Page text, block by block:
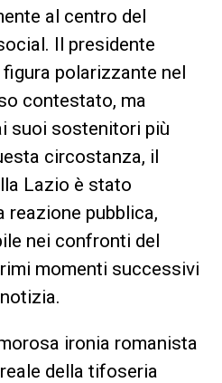
al centro del
Il presidente
polarizzante nel
contestato, ma
suoi sostenitori più
circostanza, il
Lazio è stato
reazione pubblica,
nei confronti del
momenti successivi
ironia romanista
della tifoseria